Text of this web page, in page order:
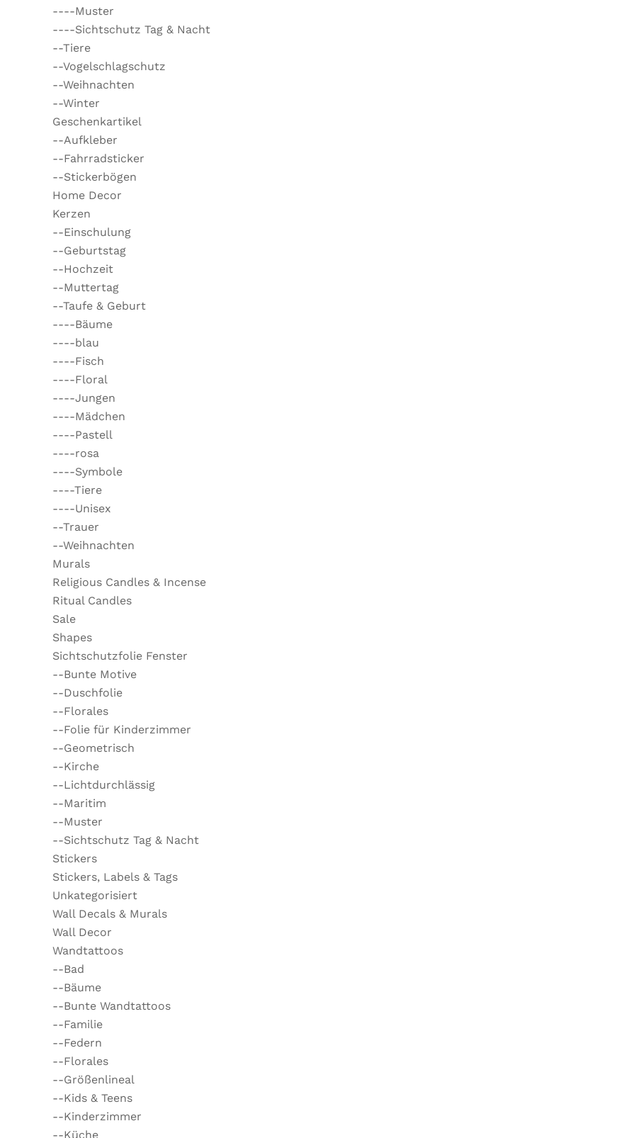
----Muster
----Sichtschutz Tag & Nacht
--Tiere
--Vogelschlagschutz
--Weihnachten
--Winter
Geschenkartikel
--Aufkleber
--Fahrradsticker
--Stickerbögen
Home Decor
Kerzen
--Einschulung
--Geburtstag
--Hochzeit
--Muttertag
--Taufe & Geburt
----Bäume
----blau
----Fisch
----Floral
----Jungen
----Mädchen
----Pastell
----rosa
----Symbole
----Tiere
----Unisex
--Trauer
--Weihnachten
Murals
Religious Candles & Incense
Ritual Candles
Sale
Shapes
Sichtschutzfolie Fenster
--Bunte Motive
--Duschfolie
--Florales
--Folie für Kinderzimmer
--Geometrisch
--Kirche
--Lichtdurchlässig
--Maritim
--Muster
--Sichtschutz Tag & Nacht
Stickers
Stickers, Labels & Tags
Unkategorisiert
Wall Decals & Murals
Wall Decor
Wandtattoos
--Bad
--Bäume
--Bunte Wandtattoos
--Familie
--Federn
--Florales
--Größenlineal
--Kids & Teens
--Kinderzimmer
--Küche